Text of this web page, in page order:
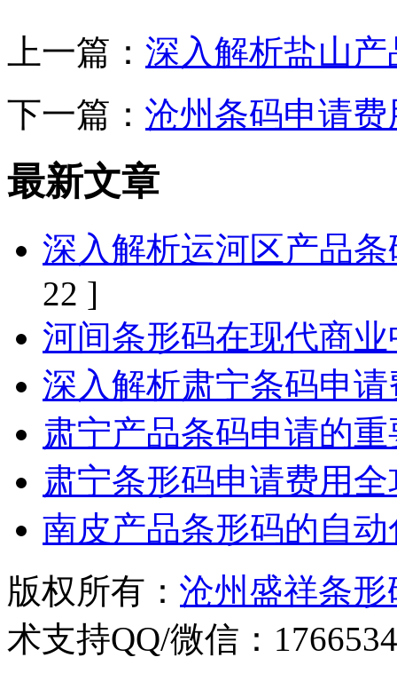
上一篇： 深入解析盐山
下一篇： 沧州条码申请费
最新文章
深入解析运河区产品
22 ]
河间条形码在现代商
深入解析肃宁条码申请
肃宁产品条码申请的
肃宁条形码申请费用
南皮产品条形码的自
版权所有： 沧州盛祥条
术支持QQ/微信：